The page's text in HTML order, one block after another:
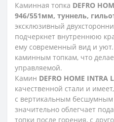
Каминная топка DEFRO
946/551мм, туннель,
эксклюзивный
подчеркнет внутреннюю
ему современный вид и
каминным топкам, что
управляемой.
Камин DEFRO HOME INTRA
качественной стали и
с вертикальным
значительно облегчает
топки после горения, с